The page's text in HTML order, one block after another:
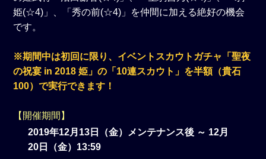
姫(☆4)」、「秀の前(☆4)」を仲間に加える絶好の機会
です。
※期間中は初回に限り、イベントスカウトガチャ「聖夜
の祝宴 in 2018 姫」の「10連スカウト」を半額（貴石
100）で実行できます！
【開催期間】
2019年12月13日（金）メンテナンス後 ～ 12月
20日（金）13:59